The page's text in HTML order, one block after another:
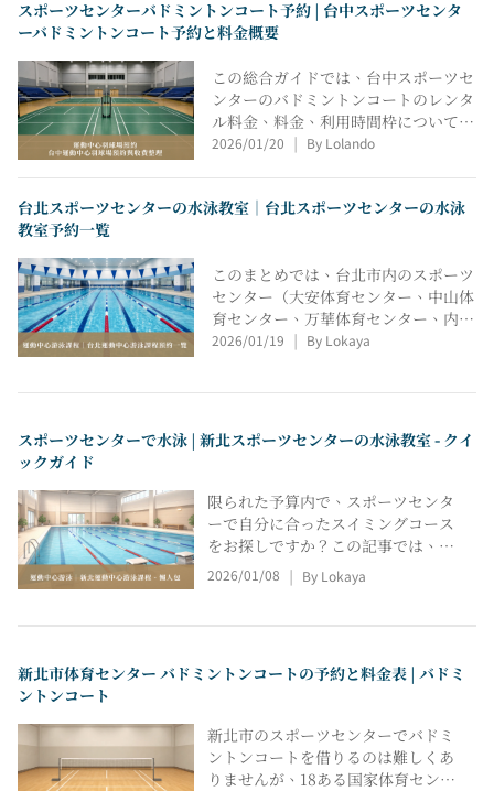
ク時の料金の違いをまとめています。
さらに、高雄の各スポーツセンターの
リンクを掲載しているので、会場の状
況を素早く比較し、予約計画を立てる
のに役立ちます。
スポーツセンターバドミントンコート予約 | 台中スポーツセンタ
ーバドミントンコート予約と料金概要
この総合ガイドでは、台中スポーツセ
ンターのバドミントンコートのレンタ
ル料金、料金、利用時間枠についてご
案内しています。朝馬、北区、南屯、
週末の時間料金、ピーク時とオフピー
も掲載しており、台中スポーツセンタ
ーのバドミントンコートを予約する前
に、料金を素早く比較し、利用スケジ
ュールを立てることができます。
2026/01/20 By Lolando
台北スポーツセンターの水泳教室｜台北スポーツセンターの水泳
教室予約一覧
このまとめでは、台北市内のスポーツ
センター（大安体育センター、中山体
育センター、万華体育センター、内湖
体育センター、士林体育センターな
などをまとめていますので、台北のス
ポーツセンターのスイミングコースを
せて最適なコースを選ぶのに役立ちま
す。
2026/01/19 By Lokaya
スポーツセンターで水泳 | 新北スポーツセンターの水泳教室 - クイ
ックガイド
限られた予算内で、スポーツセンタ
ーで自分に合ったスイミングコース
をお探しですか？この記事では、新
北市体育センターのすべてのスイミ
ング施設の情報をまとめ、現在開講
リンク、問い合わせ日、注意事項も
イミングを取り入れるのに役立ちま
す。
2026/01/08 By Lokaya
新北市体育センター バドミントンコートの予約と料金表 | バドミ
ントンコート
新北市のスポーツセンターでバドミ
ントンコートを借りるのは難しくあ
りませんが、18ある国家体育センタ